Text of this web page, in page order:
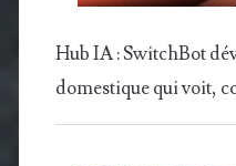
Hub IA : SwitchBot
domestique qui voit,